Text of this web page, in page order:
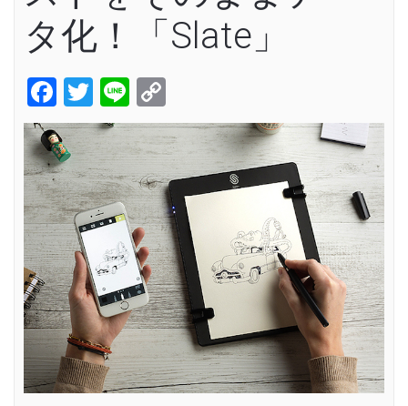
タ化！「Slate」
Facebook
Twitter
Line
Link